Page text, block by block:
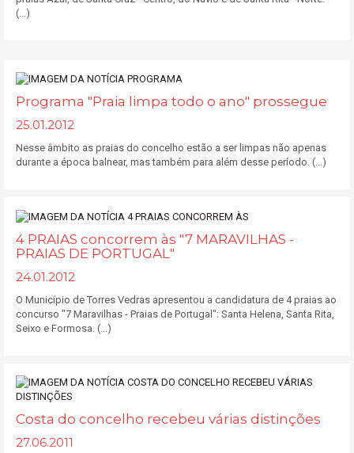
(...)
Programa "Praia limpa todo o ano" prossegue
25.01.2012
Nesse âmbito as praias do concelho estão a ser limpas não apenas
durante a época balnear, mas também para além desse período. (...)
4 PRAIAS concorrem às "7 MARAVILHAS -
PRAIAS DE PORTUGAL"
24.01.2012
O Município de Torres Vedras apresentou a candidatura de 4 praias ao
concurso "7 Maravilhas - Praias de Portugal": Santa Helena, Santa Rita,
Seixo e Formosa. (...)
Costa do concelho recebeu várias distinções
27.06.2011